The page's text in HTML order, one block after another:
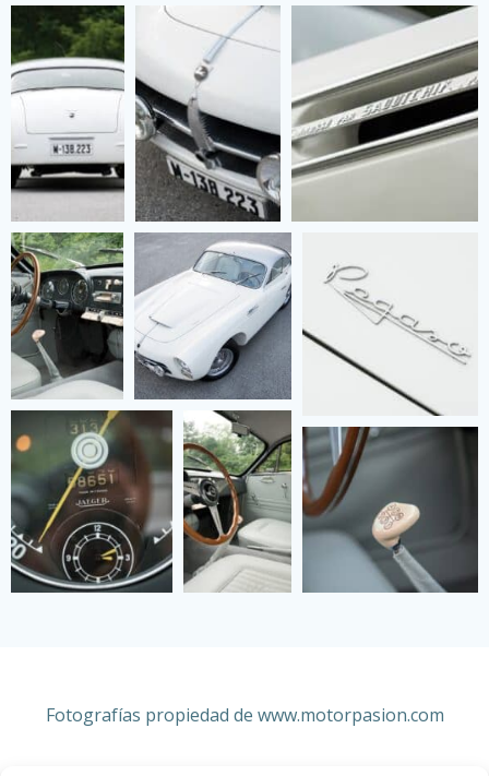
Fotografías propiedad de www.motorpasion.com